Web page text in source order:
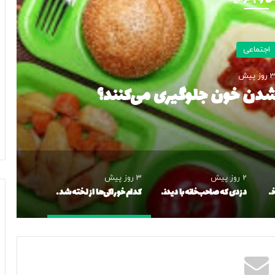
۱۴ مصدوم روی دست گذاشت/ جزئیات حادثه
ثانویه» چیست؟
خواهر و برادر تاجر مواد مخدر در تهران دستگیر شدند
2 روز پیش
دزدی که صاحب‌خانه با دیدنش از شکایت منصرف شد!/ عکس
3 روز پیش
کدام خوراکی‌ها از لخته شدن خون جلوگیری می‌کنند؟